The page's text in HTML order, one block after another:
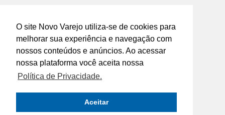
O site Novo Varejo utiliza-se de cookies para
melhorar sua experiência e navegação com
nossos conteúdos e anúncios. Ao acessar
nossa plataforma você aceita nossa
Política de Privacidade.
Aceitar
CONFIRA AS NOSSAS REDES
SOCIAIS
O principal canal de comunicação de grandes
indústrias e distribuidores com os
empresários e profissionais das lojas de